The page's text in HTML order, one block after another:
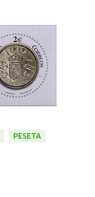
PESETA